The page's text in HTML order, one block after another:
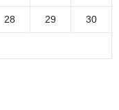
28 29 30